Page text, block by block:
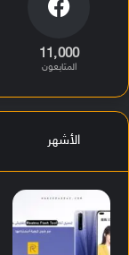
11٬000
المتابعون
الأشهر